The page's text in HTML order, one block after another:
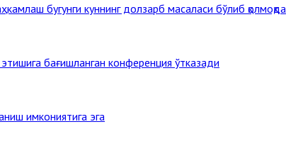
бугунги куннинг долзарб масаласи бўлиб қолмоқда
бағишланган конференция ўтказади
имкониятига эга